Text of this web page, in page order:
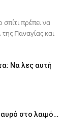
πρέπει να
Παν­αγίας και
Να λες αυτή
στο λαιμό…